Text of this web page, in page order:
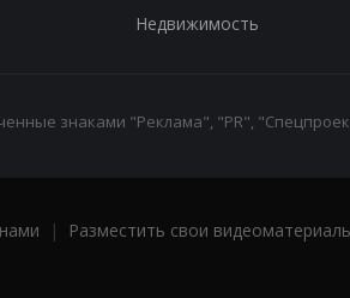
Недвижимость
знаками "Реклама", "PR",
| Разместить свои